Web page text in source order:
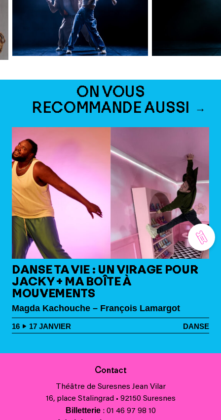
ON VOUS
RECOMMANDE AUSSI
DANSE TA VIE : UN VIRAGE POUR
JACKY + MA BOÎTE À
MOUVEMENTS
Magda Kachouche – François Lamargot
16 17 JANVIER DANSE
Contact
Théâtre de Suresnes Jean Vilar
16, place Stalingrad • 92150 Suresnes
Billetterie: 01 46 97 98 10